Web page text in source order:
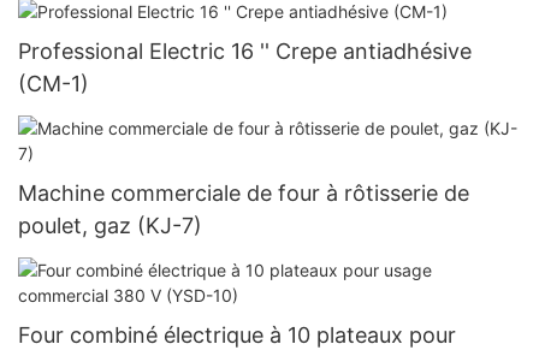
Professional Electric 16 '' Crepe antiadhésive
(CM-1)
Machine commerciale de four à rôtisserie de
poulet, gaz (KJ-7)
Four combiné électrique à 10 plateaux pour